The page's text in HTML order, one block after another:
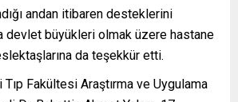
andan itibaren desteklerini
devlet büyükleri olmak üzere hastane
da teşekkür etti.
Fakültesi Araştırma ve Uygulama